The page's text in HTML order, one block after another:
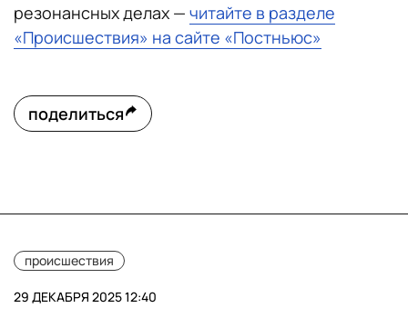
резонансных делах — читайте в разделе
«Происшествия» на сайте «Постньюс»
поделиться
происшествия
29 ДЕКАБРЯ 2025 12:40